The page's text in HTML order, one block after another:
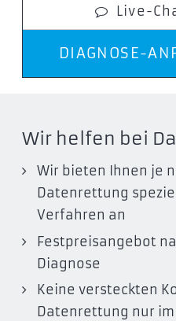
Live-
DIAGNOSE-
Wir helfen bei
Wir bieten Ihnen je
Datenrettung
Verfahren an
Festpreisangebot
Diagnose
Keine versteckten
Datenrettung nur